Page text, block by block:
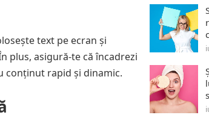
text pe ecran și
plus, asigură-te că încadrezi
conținut rapid și dinamic.